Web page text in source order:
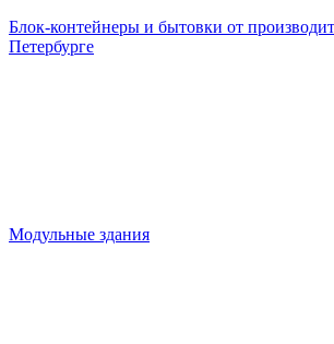
Блок-контейнеры и бытовки от
Петербурге
Модульные здания